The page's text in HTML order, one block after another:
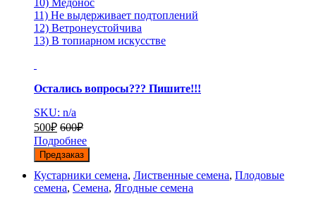
11) Не выдерживает подтоплений
12) Ветронеустойчива
13) В топиарном искусстве
Остались вопросы??? Пишите!!!
SKU: n/a
500₽ 600₽
Подробнее
Предзаказ
Кустарники семена, Лиственные семена, Плодовые
семена, Семена, Ягодные семена